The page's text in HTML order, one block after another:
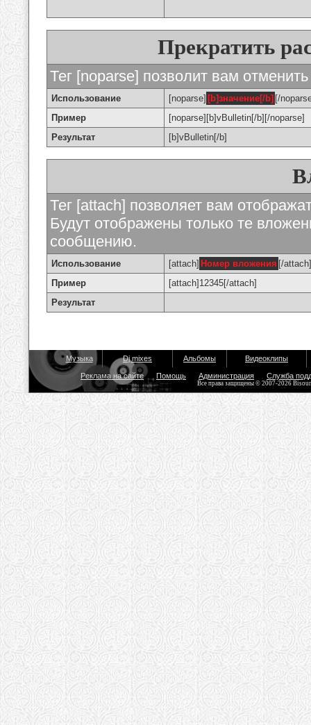
Прекратить
Тег [noparse] позволит вам
Использование [noparse] [b]значение[/b] [/
Пример
[noparse][b]vBulletin[/b][/noparse]
Результат
[b]vBulletin[/b]
Тег [attach] позволяет вам
Будут отображены только те
сообщению.
Использование [attach] Номер вложения [/attach]
Пример
[attach]12345[/attach]
Результат
Музыка Dj mixes Альбомы Видеоклипы
Реклама на сайте Помощь Администрация Служба
Все права защищены © 2007-2026